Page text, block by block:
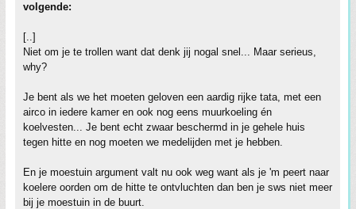
volgende:
[..]
Niet om je te trollen want dat denk jij nogal snel... Maar serieus,
why?
Je bent als we het moeten geloven een aardig rijke tata, met een
airco in iedere kamer en ook nog eens muurkoeling én
koelvesten... Je bent echt zwaar beschermd in je gehele huis
tegen hitte en nog moeten we medelijden met je hebben.
En je moestuin argument valt nu ook weg want als je 'm peert naar
koelere oorden om de hitte te ontvluchten dan ben je sws niet meer
bij je moestuin in de buurt.